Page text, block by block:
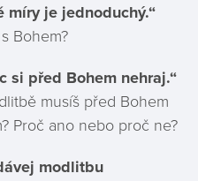
míry je jednoduchý.“
Bohem?
si před Bohem nehraj.“
musíš před Bohem
Proč ano nebo proč ne?
modlitbu